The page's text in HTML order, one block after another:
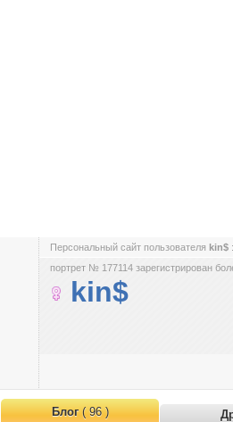
Персональный сайт пользователя kin$
портрет № 177114 зарегистрирован
kin$
Блог( 96 )